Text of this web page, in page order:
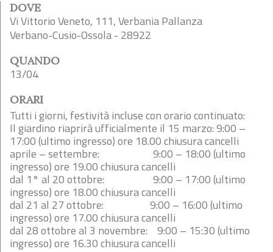
DOVE
Vi Vittorio Veneto, 111, Verbania Pallanza
Verbano-Cusio-Ossola - 28922
QUANDO
13/04
ORARI
Tutti i giorni, festività incluse con orario continuato:
Il giardino riaprirà ufficialmente il 15 marzo: 9:00 –
17:00 (ultimo ingresso) ore 18.00 chiusura cancelli
aprile – settembre: 9:00 – 18:00 (ultimo
ingresso) ore 19.00 chiusura cancelli
dal 1° al 20 ottobre: 9:00 – 17:00 (ultimo
ingresso) ore 18.00 chiusura cancelli
dal 21 al 27 ottobre: 9:00 – 16:00 (ultimo
ingresso) ore 17.00 chiusura cancelli
dal 28 ottobre al 3 novembre: 9:00 – 15:30 (ultimo
ingresso) ore 16.30 chiusura cancelli